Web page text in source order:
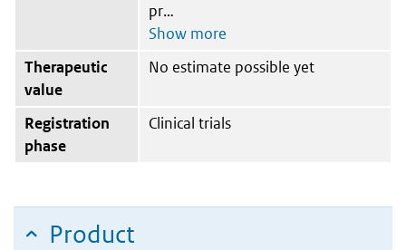
pr
Therapeutic
value
No estimate possible yet
Registration
phase
Clinical trials
Product